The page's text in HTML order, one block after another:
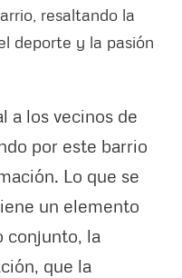
resaltando la
deporte y la pasión
a los vecinos de
por este barrio
Lo que se
un elemento
conjunto, la
que la